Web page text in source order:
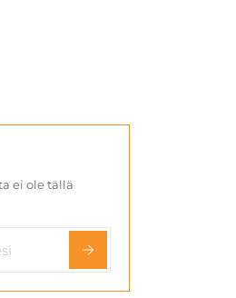
ei ole tällä